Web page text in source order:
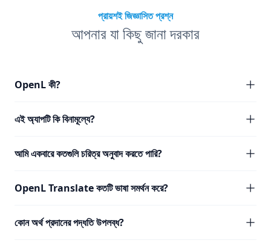
প্রায়শই জিজ্ঞাসিত প্রশ্ন
আপনার যা কিছু জানা দরকার
OpenL কী?
এই অ্যাপটি কি বিনামূল্যে?
আমি একবারে কতগুলি চরিত্র অনুবাদ করতে পারি?
OpenL Translate কতটি ভাষা সমর্থন করে?
কোন অর্থ প্রদানের পদ্ধতি উপলব্ধ?